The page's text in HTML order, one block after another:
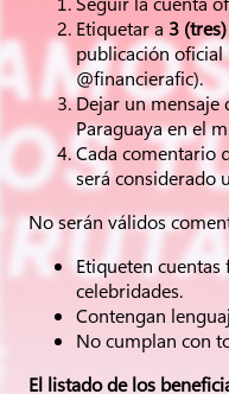
Etiquetar a 3
publicación oficial
@financierafic).
Dejar un mensaje
Paraguaya en el
Cada comentario
será considerado
No serán válidos
Etiqueten cuentas
celebridades.
Contengan
No cumplan con
El listado de los